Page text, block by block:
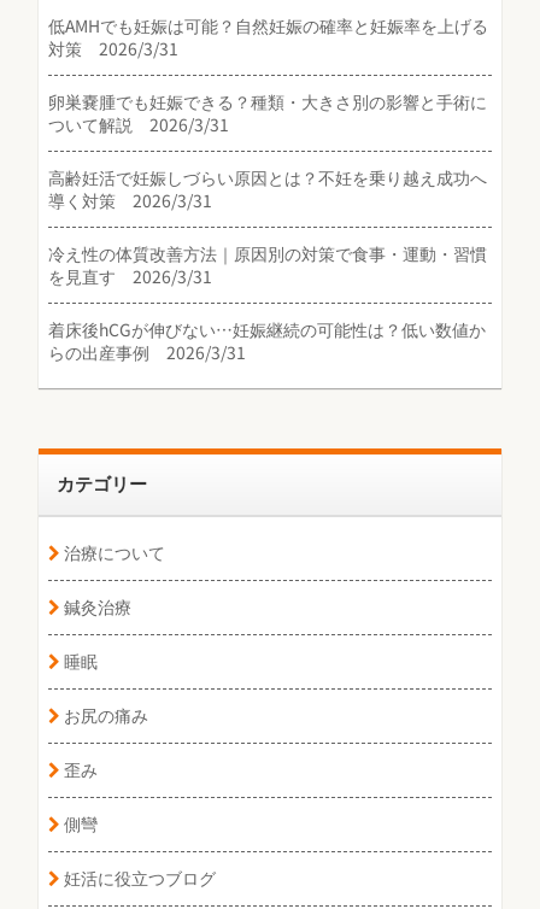
低AMHでも妊娠は可能？自然妊娠の確率と妊娠率を上げる
対策 2026/3/31
卵巣嚢腫でも妊娠できる？種類・大きさ別の影響と手術に
ついて解説 2026/3/31
高齢妊活で妊娠しづらい原因とは？不妊を乗り越え成功へ
導く対策 2026/3/31
冷え性の体質改善方法｜原因別の対策で食事・運動・習慣
を見直す 2026/3/31
着床後hCGが伸びない…妊娠継続の可能性は？低い数値か
らの出産事例 2026/3/31
カテゴリー
治療について
鍼灸治療
睡眠
お尻の痛み
歪み
側彎
妊活に役立つブログ